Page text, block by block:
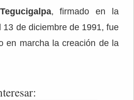
, firmado en la
13 de diciembre de 1991, fue
en marcha la creación de la